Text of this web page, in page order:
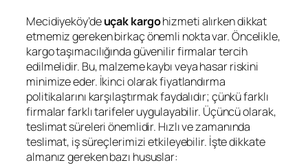
Mecidiyeköy’deuçak kargohizmeti alırken dikkat
etmemiz gereken birkaç önemli nokta var. Öncelikle,
kargo taşımacılığında güvenilir firmalar tercih
edilmelidir. Bu, malzeme kaybı veya hasar riskini
minimize eder. İkinci olarak fiyatlandırma
politikalarını karşılaştırmak faydalıdır; çünkü farklı
firmalar farklı tarifeler uygulayabilir. Üçüncü olarak,
teslimat süreleri önemlidir. Hızlı ve zamanında
teslimat, iş süreçlerimizi etkileyebilir. İşte dikkate
almanız gereken bazı hususlar: